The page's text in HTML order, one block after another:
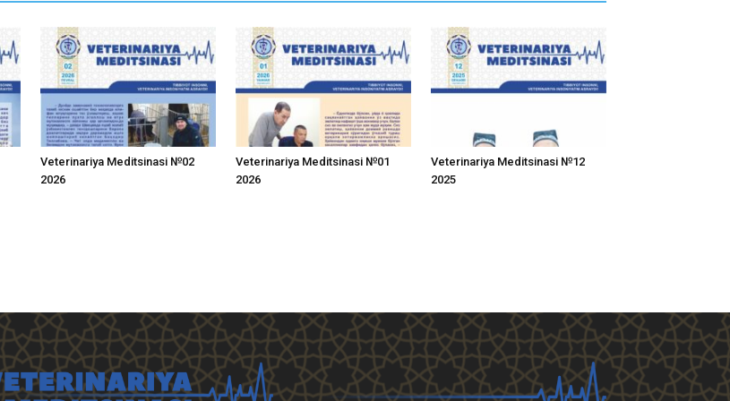
Veterinariya Meditsinasi №02
2026
Veterinariya Meditsinasi №01
2026
Veterinariya Meditsinasi №12
2025